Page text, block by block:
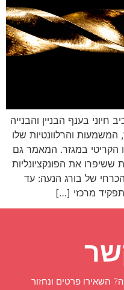
בענף הבניין והבנייה
והרלוונטיות שלו
הקריטי במגזר. המאמר גם
ששיפרו את הפונקציונליות
של בורג הנעה: עד
מרכזי […]
השאירו פרטים ונחזור